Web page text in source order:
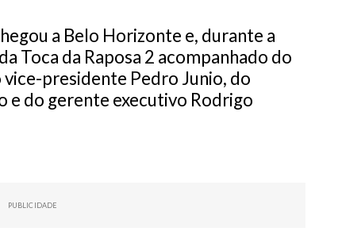
a Belo Horizonte e, durante a
Toca da Raposa 2 acompanhado do
presidente Pedro Junio, do
do gerente executivo Rodrigo
PUBLICIDADE